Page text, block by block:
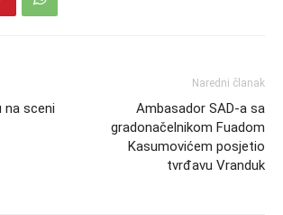
na sceni
Naredni članak
Ambasador SAD-a sa
gradonačelnikom Fuadom
Kasumovićem posjetio
tvrđavu Vranduk